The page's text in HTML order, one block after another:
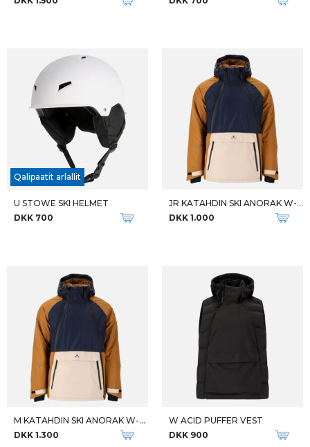
Qalipaatit arlallit
U STOWE SKI HELMET
DKK 700
JR KATAHDIN SKI ANORAK W-PRO
DKK 1.000
M KATAHDIN SKI ANORAK W-PRO
DKK 1.300
W ACID PUFFER VEST
DKK 900